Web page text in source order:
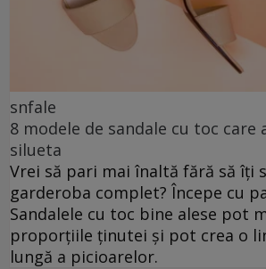
snfale
8 modele de sandale cu toc care
silueta
Vrei să pari mai înaltă fără să îți
garderoba complet? Începe cu
Sandalele cu toc bine alese pot
proporțiile ținutei și pot crea o
lungă a picioarelor.